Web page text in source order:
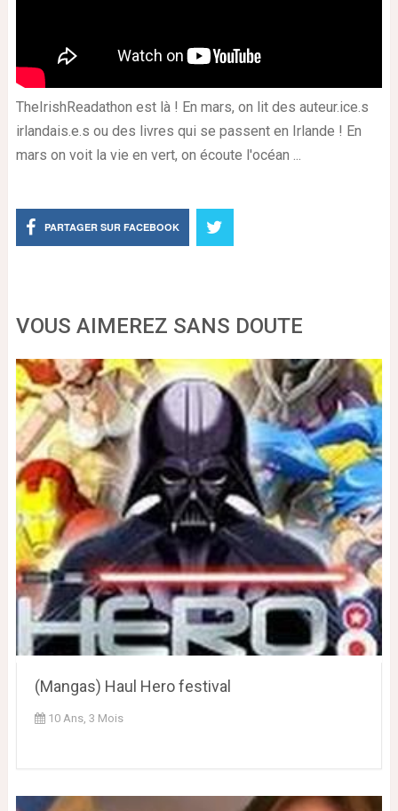
TheIrishReadathon est là ! En mars, on lit des auteur.ice.s
irlandais.e.s ou des livres qui se passent en Irlande ! En
mars on voit la vie en vert, on écoute l'océan ...
PARTAGER SUR FACEBOOK
VOUS AIMEREZ SANS DOUTE
(Mangas) Haul Hero festival
10 Ans, 3 Mois